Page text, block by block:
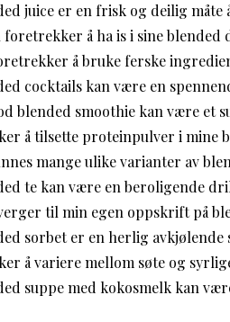
juice er en frisk og deilig måte
foretrekker å ha is i sine
å bruke ferske
cocktails kan være en
blended smoothie kan være et
å tilsette proteinpulver i mine
mange ulike varianter av
te kan være en beroligende
til min egen oppskrift på
sorbet er en herlig avkjølende
å variere mellom søte og
suppe med kokosmelk kan